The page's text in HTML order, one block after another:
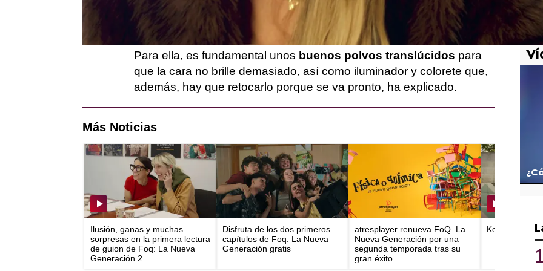
sus trucos de maquillaje favoritos
para lucir perfecta en un día tan
especial.
Para ella, es fundamental unos buenos polvos translúcidos para
que la cara no brille demasiado, así como iluminador y colorete que,
además, hay que retocarlo porque se va pronto, ha explicado.
Más Noticias
Ilusión, ganas y muchas
sorpresas en la primera lectura
de guion de Foq: La Nueva
Generación 2
Disfruta de los dos primeros
capítulos de Foq: La Nueva
Generación gratis
atresplayer renueva FoQ. La
Nueva Generación por una
segunda temporada tras su
gran éxito
Koldo se